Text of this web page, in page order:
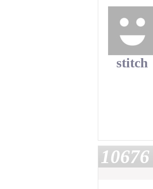
stitch
10676